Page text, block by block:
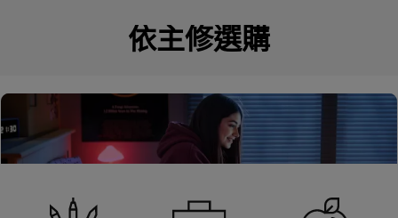
o
4
依主修選購